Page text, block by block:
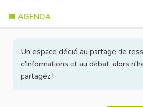
📅 AGENDA
Un espace dédié au partage de
d'informations et au débat, alors
partagez !